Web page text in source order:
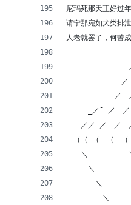
尼玛死那天正好过
请宁那宛如犬类排
人老就罢了，何苦
／
／　
／　
_／¯ ／　
／／ ／　／　
（（ （　（　
＼　　　　　
＼　　　　　
＼　　　　
＼　　　